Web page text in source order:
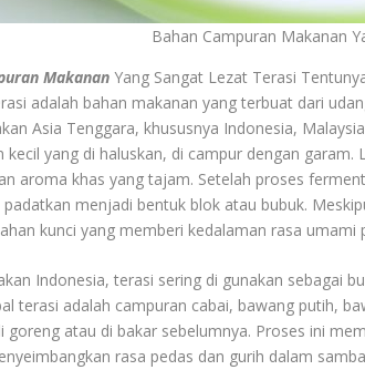
Bahan Campuran Makanan
Makanan Yang Sangat Lezat Terasi
adalah bahan makanan yang terbuat dari
Asia Tenggara, khususnya Indonesia,
kecil yang di haluskan, di campur dengan
aroma khas yang tajam. Setelah proses
padatkan menjadi bentuk blok atau bubuk.
kunci yang memberi kedalaman rasa umami
Indonesia, terasi sering di gunakan sebagai
terasi adalah campuran cabai, bawang putih,
goreng atau di bakar sebelumnya. Proses ini
rasa pedas dan gurih dalam